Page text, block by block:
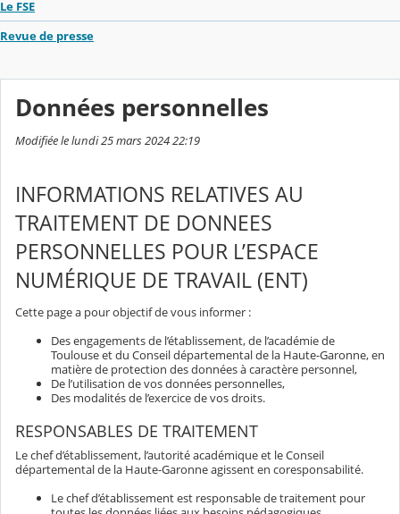
Le FSE
Revue de presse
Données personnelles
Modifiée le lundi 25 mars 2024 22:19
INFORMATIONS RELATIVES AU
TRAITEMENT DE DONNEES
PERSONNELLES POUR L’ESPACE
NUMÉRIQUE DE TRAVAIL (ENT)
Cette page a pour objectif de vous informer :
Des engagements de l’établissement, de l’académie de
Toulouse et du Conseil départemental de la Haute-Garonne, en
matière de protection des données à caractère personnel,
De l’utilisation de vos données personnelles,
Des modalités de l’exercice de vos droits.
RESPONSABLES DE TRAITEMENT
Le chef d’établissement, l’autorité académique et le Conseil
départemental de la Haute-Garonne agissent en coresponsabilité.
Le chef d’établissement est responsable de traitement pour